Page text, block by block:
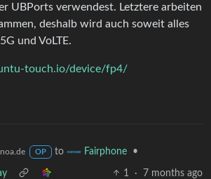
UBPorts verwendest. Letztere arbeiten
deshalb wird auch soweit alles
und VoLTE.
touch.io/device/fp4/
OP to Fairphone •
1 · 7 months ago